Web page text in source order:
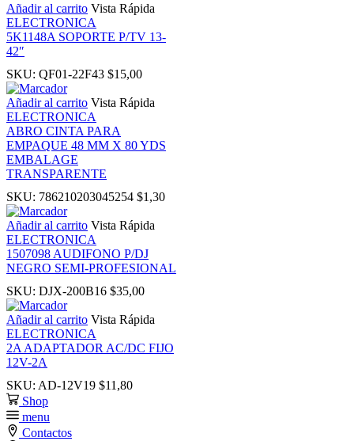
panel
Panel
panel
panel
Añadir al carrito Vista Rápida
ELECTRONICA
5K1148A SOPORTE P/TV 13-
42″
SKU: QF01-22F43 $15,00
Añadir al carrito Vista Rápida
ELECTRONICA
ABRO CINTA PARA
EMPAQUE 48 MM X 80 YDS
EMBALAGE
TRANSPARENTE
SKU: 786210203045254 $1,30
Añadir al carrito Vista Rápida
ELECTRONICA
1507098 AUDIFONO P/DJ
NEGRO SEMI-PROFESIONAL
SKU: DJX-200B16 $35,00
Añadir al carrito Vista Rápida
ELECTRONICA
2A ADAPTADOR AC/DC FIJO
12V-2A
SKU: AD-12V19 $11,80
Shop
menu
Contactos